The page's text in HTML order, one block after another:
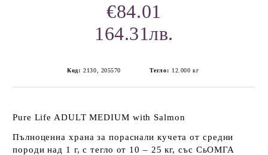
€84.01
164.31лв.
Код: 2130, 205570 Тегло: 12.000 кг
Pure Life ADULT MEDIUM with Salmon
Пълноценна храна за пораснали кучета от средни
породи над 1 г, с тегло от 10 – 25 кг, със СьОМГА